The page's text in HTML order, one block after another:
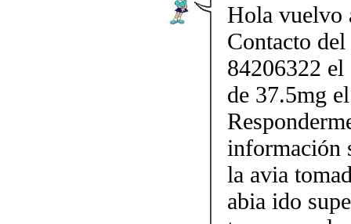
Hola vuelvo
Contacto
84206322 el
de 37.5mg
información
la avia
abia ido